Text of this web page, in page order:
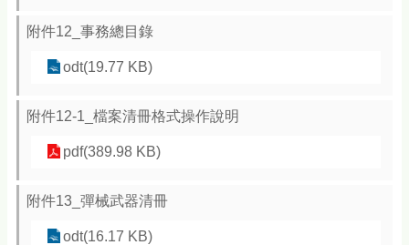
附件12_事務總目錄
odt(19.77 KB)
附件12-1_檔案清冊格式操作說明
pdf(389.98 KB)
附件13_彈械武器清冊
odt(16.17 KB)